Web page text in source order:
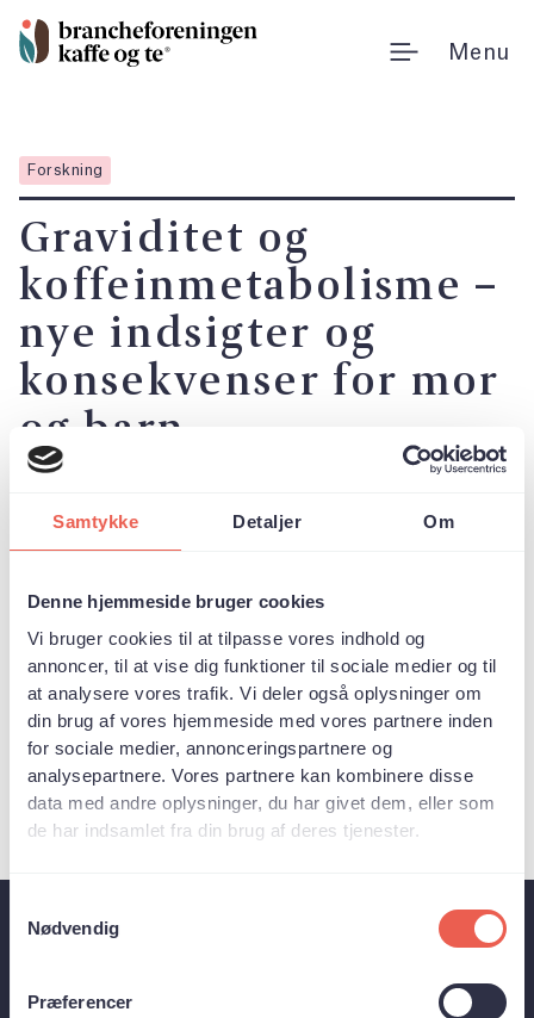
Samtykke Detaljer Om
Denne hjemmeside bruger cookies
Vi bruger cookies til at tilpasse vores indhold og
annoncer, til at vise dig funktioner til sociale medier og til
at analysere vores trafik. Vi deler også oplysninger om
din brug af vores hjemmeside med vores partnere inden
for sociale medier, annonceringspartnere og
analysepartnere. Vores partnere kan kombinere disse
data med andre oplysninger, du har givet dem, eller som
de har indsamlet fra din brug af deres tjenester.
Nødvendig
Præferencer
til
indholdet
Menu
Forskning
Graviditet og
koffeinmetabolisme –
nye indsigter og
konsekvenser for mor
og barn
Et nyt review i Nutrients af Katarzyna
M. Struniewicz m.fl. giver en opdateret
påvirker kroppens håndtering af koffein,
og hvilke implikationer det kan have for
både moder og foster.
Et stærkt branchefællesskab
socialt og økonomisk – og den værdi gør en